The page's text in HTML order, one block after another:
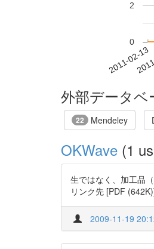
2011-02-13
0
2
外部データベ
22 Mendeley
OKWave (1
生ではなく、加工品
リンク先 [PDF
2009-11-19